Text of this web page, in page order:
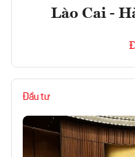
Lào Cai -
Đầu tư